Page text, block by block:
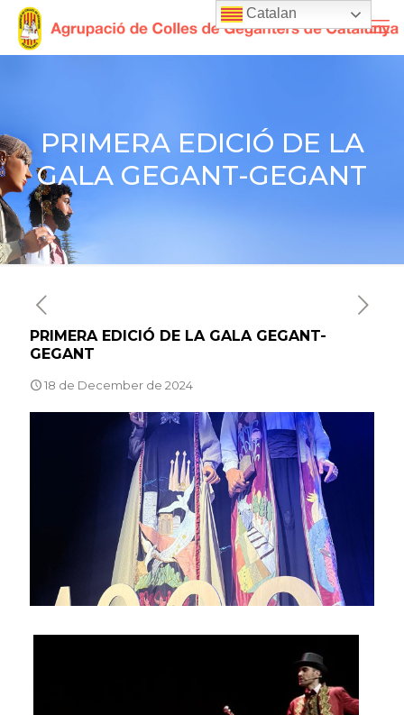
PRIMERA EDICIÓ DE LA
GALA GEGANT-GEGANT
PRIMERA EDICIÓ DE LA GALA GEGANT-
GEGANT
18 de December de 2024
Catalan